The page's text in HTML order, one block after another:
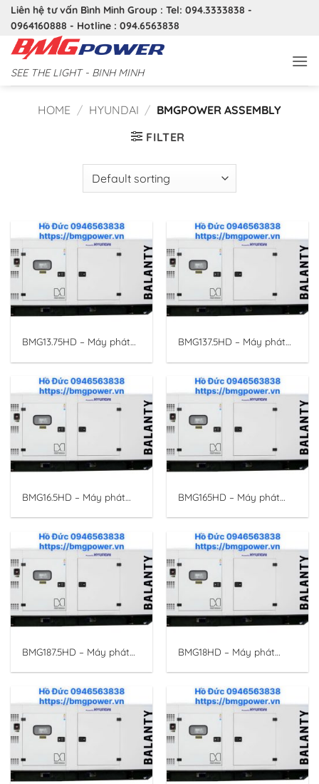
Bỏ
qua
nội
dung
Liên hệ tư vấn Bình Minh Group : Tel: 094.3333838 -
0964160888 - Hotline : 094.6563838
SEE THE LIGHT - BINH MINH
HOME / HYUNDAI / BMGPOWER ASSEMBLY
FILTER
BMG13.75HD – Máy phát
12.5KVA/10KW 3 pha.
HYUNDAI BALANTY
BMG137.5HD – Máy phát
125KVA/100KW 3 pha.
BMG16.5HD – Máy phát
15KVA/12KW 3 pha.
HYUNDAI BALANTY
BMG165HD – Máy phát
150KVA/120KW 3 pha.
BMG187.5HD – Máy phát
150KVA/120KW 3 pha
BMG18HD – Máy phát
16.25KVA/13KW 3 pha.